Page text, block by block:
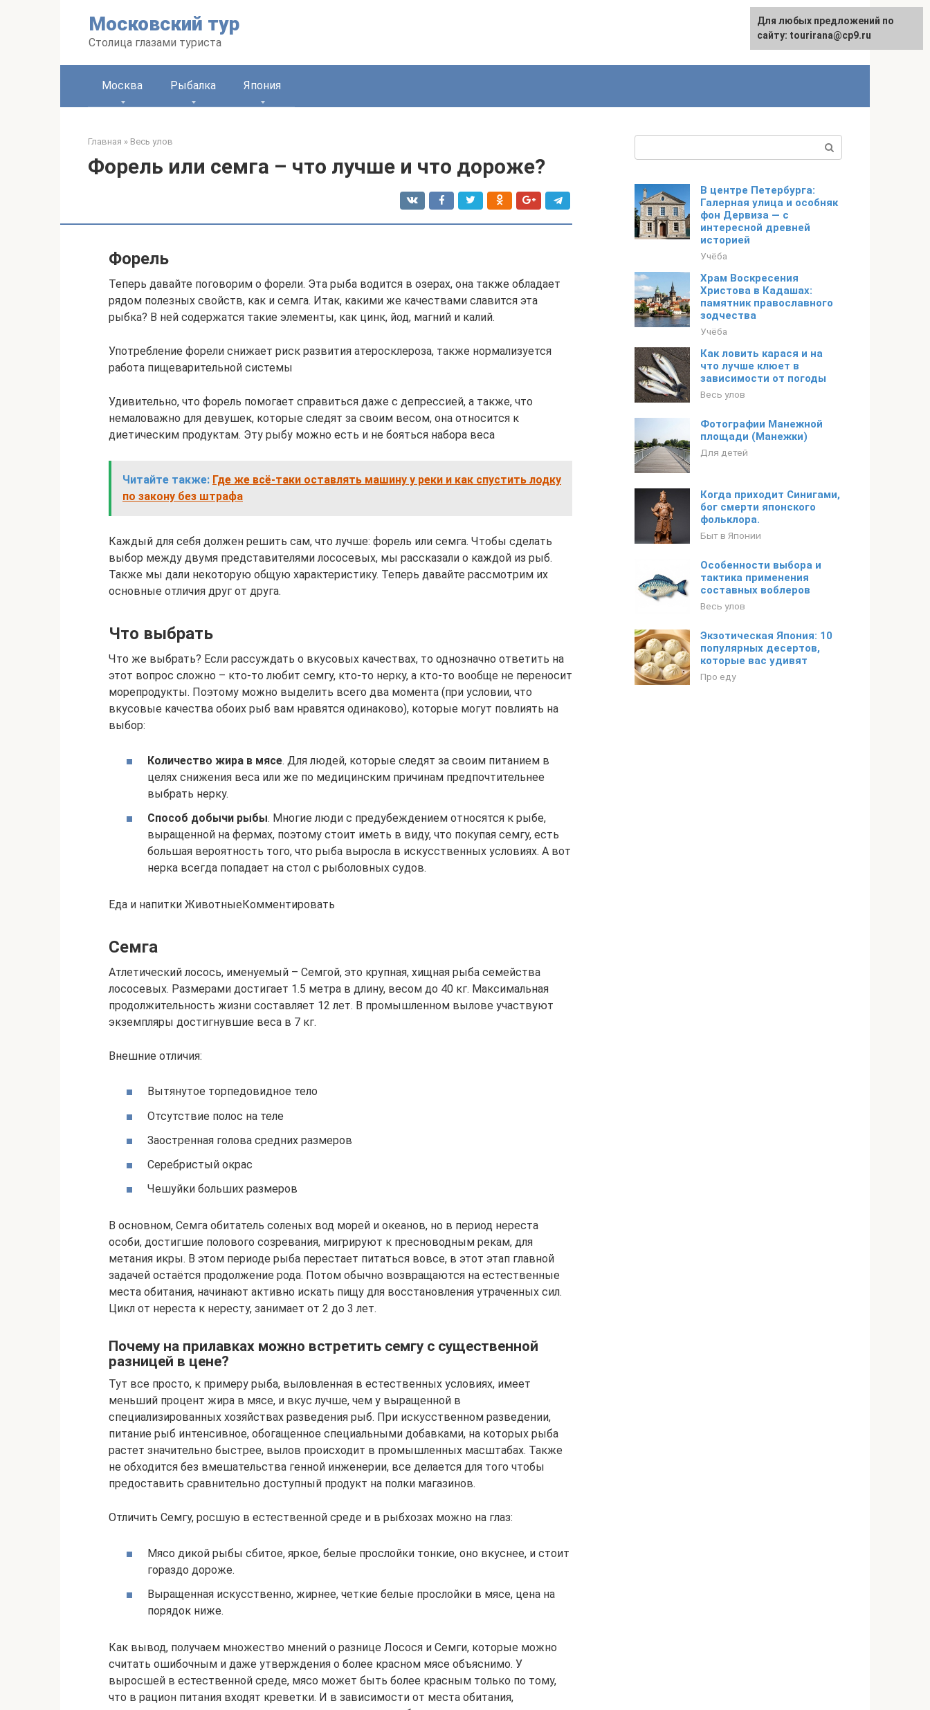
Московский тур
Столица глазами туриста
English
Москва Рыбалка Япония
Главная » Весь улов
Форель или семга – что лучше и что дороже?
Форель
Теперь давайте поговорим о форели. Эта рыба водится в озерах, она также обладает
рядом полезных свойств, как и семга. Итак, какими же качествами славится эта
рыбка? В ней содержатся такие элементы, как цинк, йод, магний и калий.
Употребление форели снижает риск развития атеросклероза, также нормализуется
работа пищеварительной системы
Удивительно, что форель помогает справиться даже с депрессией, а также, что
немаловажно для девушек, которые следят за своим весом, она относится к
диетическим продуктам. Эту рыбу можно есть и не бояться набора веса
Читайте также: Где же всё-таки оставлять машину у реки и как спустить лодку
по закону без штрафа
Каждый для себя должен решить сам, что лучше: форель или семга. Чтобы сделать
выбор между двумя представителями лососевых, мы рассказали о каждой из рыб.
Также мы дали некоторую общую характеристику. Теперь давайте рассмотрим их
основные отличия друг от друга.
Что выбрать
Что же выбрать? Если рассуждать о вкусовых качествах, то однозначно ответить на
этот вопрос сложно – кто-то любит семгу, кто-то нерку, а кто-то вообще не переносит
морепродукты. Поэтому можно выделить всего два момента (при условии, что
вкусовые качества обоих рыб вам нравятся одинаково), которые могут повлиять на
выбор:
Количество жира в мясе. Для людей, которые следят за своим питанием в
целях снижения веса или же по медицинским причинам предпочтительнее
выбрать нерку.
Способ добычи рыбы. Многие люди с предубеждением относятся к рыбе,
выращенной на фермах, поэтому стоит иметь в виду, что покупая семгу, есть
большая вероятность того, что рыба выросла в искусственных условиях. А вот
нерка всегда попадает на стол с рыболовных судов.
Еда и напитки ЖивотныеКомментировать
Семга
Атлетический лосось, именуемый – Семгой, это крупная, хищная рыба семейства
лососевых. Размерами достигает 1.5 метра в длину, весом до 40 кг. Максимальная
продолжительность жизни составляет 12 лет. В промышленном вылове участвуют
экземпляры достигнувшие веса в 7 кг.
Внешние отличия:
Вытянутое торпедовидное тело
Отсутствие полос на теле
Заостренная голова средних размеров
Серебристый окрас
Чешуйки больших размеров
В основном, Семга обитатель соленых вод морей и океанов, но в период нереста
особи, достигшие полового созревания, мигрируют к пресноводным рекам, для
метания икры. В этом периоде рыба перестает питаться вовсе, в этот этап главной
задачей остаётся продолжение рода. Потом обычно возвращаются на естественные
места обитания, начинают активно искать пищу для восстановления утраченных сил.
Цикл от нереста к нересту, занимает от 2 до 3 лет.
Почему на прилавках можно встретить семгу с существенной
разницей в цене?
Тут все просто, к примеру рыба, выловленная в естественных условиях, имеет
меньший процент жира в мясе, и вкус лучше, чем у выращенной в
специализированных хозяйствах разведения рыб. При искусственном разведении,
питание рыб интенсивное, обогащенное специальными добавками, на которых рыба
растет значительно быстрее, вылов происходит в промышленных масштабах. Также
не обходится без вмешательства генной инженерии, все делается для того чтобы
предоставить сравнительно доступный продукт на полки магазинов.
Отличить Семгу, росшую в естественной среде и в рыбхозах можно на глаз:
Мясо дикой рыбы сбитое, яркое, белые прослойки тонкие, оно вкуснее, и стоит
гораздо дороже.
Выращенная искусственно, жирнее, четкие белые прослойки в мясе, цена на
порядок ниже.
Как вывод, получаем множество мнений о разнице Лосося и Семги, которые можно
считать ошибочным и даже утверждения о более красном мясе объяснимо. У
выросшей в естественной среде, мясо может быть более красным только по тому,
что в рацион питания входят креветки. И в зависимости от места обитания,
В центре Петербурга:
Галерная улица и особняк
фон Дервиза — с
интересной древней
историей
Учёба
Храм Воскресения
Христова в Кадашах:
памятник православного
зодчества
Учёба
Как ловить карася и на
что лучше клюет в
зависимости от погоды
Весь улов
Фотографии Манежной
площади (Манежки)
Для детей
Когда приходит Синигами,
бог смерти японского
фольклора.
Быт в Японии
Особенности выбора и
тактика применения
составных воблеров
Весь улов
Экзотическая Япония: 10
популярных десертов,
которые вас удивят
Про еду
Для любых предложений по
сайту: tourirana@cp9.ru